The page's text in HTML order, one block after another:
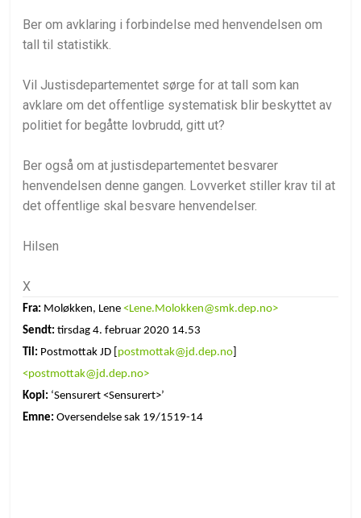
Ber om avklaring i forbindelse med henvendelsen om
tall til statistikk.
Vil Justisdepartementet sørge for at tall som kan
avklare om det offentlige systematisk blir beskyttet av
politiet for begåtte lovbrudd, gitt ut?
Ber også om at justisdepartementet besvarer
henvendelsen denne gangen. Lovverket stiller krav til at
det offentlige skal besvare henvendelser.
Hilsen
X
Fra: Moløkken, Lene<Lene.Molokken@smk.dep.no>
Sendt: tirsdag 4. februar 2020 14.53
Til: Postmottak JD [ postmottak@jd.dep.no
<postmottak@jd.dep.no>
Kopi: ‘Sensurert <Sensurert>’
Emne: Oversendelse sak 19/1519-14